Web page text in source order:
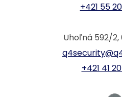
+421 55
Uhoľná 592/2,
+421 41